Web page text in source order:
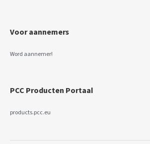
Voor aannemers
Word aannemer!
PCC Producten Portaal
products.pcc.eu